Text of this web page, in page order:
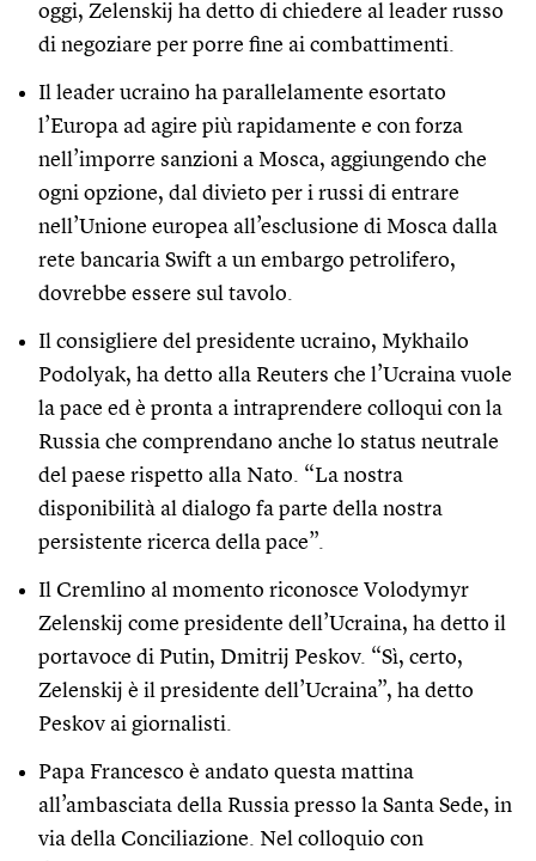
oggi, Zelenskij ha detto di chiedere al leader russo
di negoziare per porre fine ai combattimenti.
Il leader ucraino ha parallelamente esortato
l’Europa ad agire più rapidamente e con forza
nell’imporre sanzioni a Mosca, aggiungendo che
ogni opzione, dal divieto per i russi di entrare
nell’Unione europea all’esclusione di Mosca dalla
rete bancaria Swift a un embargo petrolifero,
dovrebbe essere sul tavolo.
Il consigliere del presidente ucraino, Mykhailo
Podolyak, ha detto alla Reuters che l’Ucraina vuole
la pace ed è pronta a intraprendere colloqui con la
Russia che comprendano anche lo status neutrale
del paese rispetto alla Nato. “La nostra
disponibilità al dialogo fa parte della nostra
persistente ricerca della pace”.
Il Cremlino al momento riconosce Volodymyr
Zelenskij come presidente dell’Ucraina, ha detto il
portavoce di Putin, Dmitrij Peskov. “Sì, certo,
Zelenskij è il presidente dell’Ucraina”, ha detto
Peskov ai giornalisti.
Papa Francesco è andato questa mattina
all’ambasciata della Russia presso la Santa Sede, in
via della Conciliazione. Nel colloquio con